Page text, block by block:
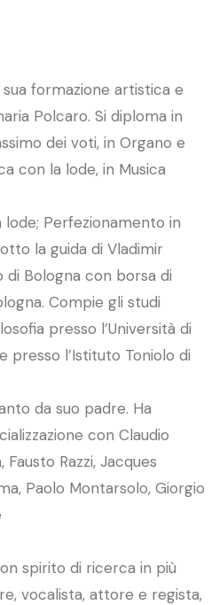
formazione artistica e
Polcaro. Si diploma in
dei voti, in Organo e
con la lode, in Musica
Perfezionamento in
la guida di Vladimir
di Bologna con borsa di
Compie gli studi
presso l’Università di
presso l’Istituto Toniolo di
da suo padre. Ha
con Claudio
Razzi, Jacques
Paolo Montarsolo, Giorgio
spirito di ricerca in più
vocalista, attore e regista,